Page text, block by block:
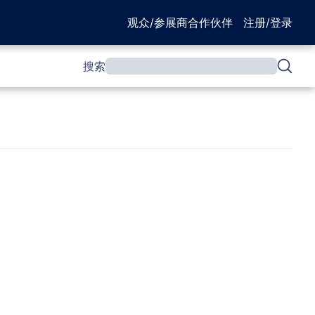
观众/参展商合作伙伴 注册/登录
搜索